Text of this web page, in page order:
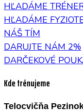
HĽADÁME
HĽADÁME
NÁŠ TÍM
DARUJTE NÁM 2%
DARČEKOVÉ
Kde trénujeme
Telocvičňa